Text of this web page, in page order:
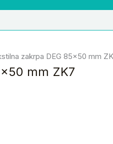
zakrpa DEG 85×50 mm
mm ZK7